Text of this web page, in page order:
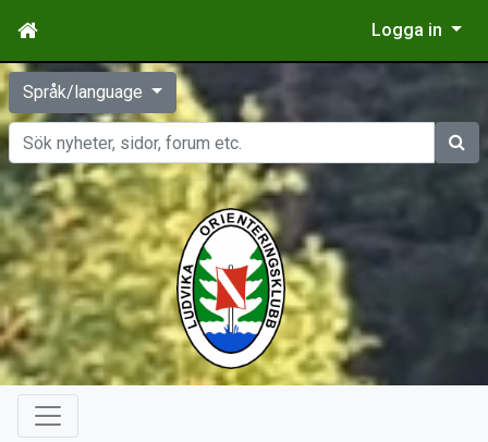
Logga in
Språk/language
Sök